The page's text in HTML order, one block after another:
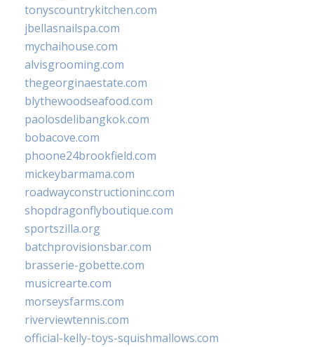
tonyscountrykitchen.com
jbellasnailspa.com
mychaihouse.com
alvisgrooming.com
thegeorginaestate.com
blythewoodseafood.com
paolosdelibangkok.com
bobacove.com
phoone24brookfield.com
mickeybarmama.com
roadwayconstructioninc.com
shopdragonflyboutique.com
sportszilla.org
batchprovisionsbar.com
brasserie-gobette.com
musicrearte.com
morseysfarms.com
riverviewtennis.com
official-kelly-toys-squishmallows.com